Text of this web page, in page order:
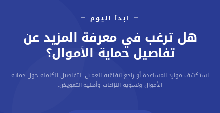
— ابدأ اليوم —
هل ترغب في معرفة المزيد عن
تفاصيل حماية الأموال؟
استكشف موارد المساعدة أو راجع اتفاقية العميل للتفاصيل الكاملة حول حماية
الأموال وتسوية النزاعات وأهلية التعويض.